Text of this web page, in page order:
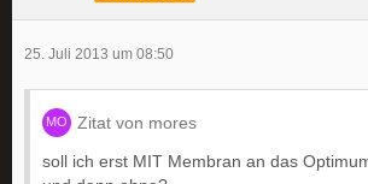
25. Juli 2013 um 08:50
Zitat von mores
soll ich erst MIT Membran an das